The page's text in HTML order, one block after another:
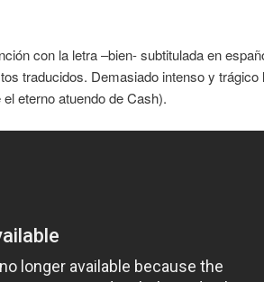
con la letra –bien- subtitulada en
traducidos. Demasiado intenso y trágico
eterno atuendo de Cash).